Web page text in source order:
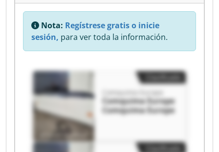
Nota: Regístrese gratis o inicie
sesión, para ver toda la información.
Comquima Europe
Comquima Europe
Comquima Europe